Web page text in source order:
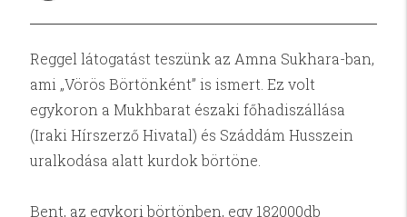
Reggel látogatást teszünk az Amna Sukhara-ban,
ami „Vörös Börtönként” is ismert. Ez volt
egykoron a Mukhbarat északi főhadiszállása
(Iraki Hírszerző Hivatal) és Száddám Husszein
uralkodása alatt kurdok börtöne.
Bent, az egykori börtönben, egy 182000db